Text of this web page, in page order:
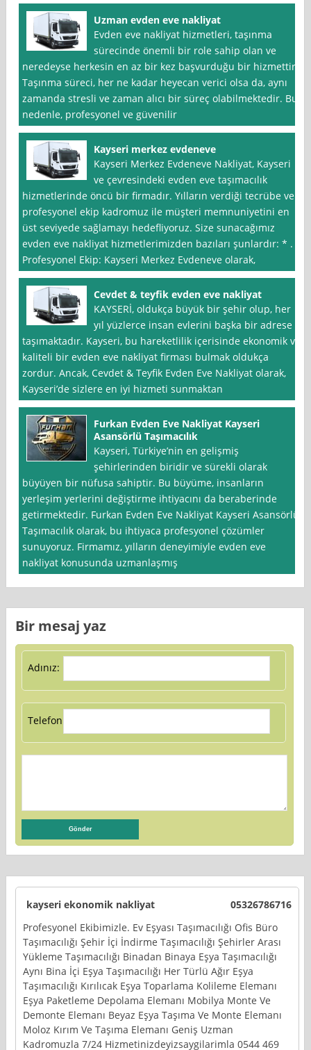
Uzman evden eve nakliyat
Evden eve nakliyat hizmetleri, taşınma
sürecinde önemli bir role sahip olan ve
neredeyse herkesin en az bir kez başvurduğu bir hizmettir.
Taşınma süreci, her ne kadar heyecan verici olsa da, aynı
zamanda stresli ve zaman alıcı bir süreç olabilmektedir. Bu
nedenle, profesyonel ve güvenilir
Kayseri merkez evdeneve
Kayseri Merkez Evdeneve Nakliyat, Kayseri
ve çevresindeki evden eve taşımacılık
hizmetlerinde öncü bir firmadır. Yılların verdiği tecrübe ve
profesyonel ekip kadromuz ile müşteri memnuniyetini en
üst seviyede sağlamayı hedefliyoruz. Size sunacağımız
evden eve nakliyat hizmetlerimizden bazıları şunlardır: * .
Profesyonel Ekip: Kayseri Merkez Evdeneve olarak,
Cevdet & teyfik evden eve nakliyat
KAYSERİ, oldukça büyük bir şehir olup, her
yıl yüzlerce insan evlerini başka bir adrese
taşımaktadır. Kayseri, bu hareketlilik içerisinde ekonomik ve
kaliteli bir evden eve nakliyat firması bulmak oldukça
zordur. Ancak, Cevdet & Teyfik Evden Eve Nakliyat olarak,
Kayseri’de sizlere en iyi hizmeti sunmaktan
Furkan Evden Eve Nakliyat Kayseri
Asansörlü Taşımacılık
Kayseri, Türkiye’nin en gelişmiş
şehirlerinden biridir ve sürekli olarak
büyüyen bir nüfusa sahiptir. Bu büyüme, insanların
yerleşim yerlerini değiştirme ihtiyacını da beraberinde
getirmektedir. Furkan Evden Eve Nakliyat Kayseri Asansörlü
Taşımacılık olarak, bu ihtiyaca profesyonel çözümler
sunuyoruz. Firmamız, yılların deneyimiyle evden eve
nakliyat konusunda uzmanlaşmış
Bir mesaj yaz
Adınız:
Telefon:
kayseri ekonomik nakliyat
05326786716
Profesyonel Ekibimizle. Ev Eşyası Taşımacılığı Ofis Büro
Taşımacılığı Şehir İçi İndirme Taşımacılığı Şehirler Arası
Yükleme Taşımacılığı Binadan Binaya Eşya Taşımacılığı
Aynı Bina İçi Eşya Taşımacılığı Her Türlü Ağır Eşya
Taşımacılığı Kırılıcak Eşya Toparlama Kolileme Elemanı
Eşya Paketleme Depolama Elemanı Mobilya Monte Ve
Demonte Elemanı Beyaz Eşya Taşıma Ve Monte Elemanı
Moloz Kırım Ve Taşıma Elemanı Geniş Uzman
Kadromuzla 7/24 Hizmetinizdeyizsaygilarimla 0544 469